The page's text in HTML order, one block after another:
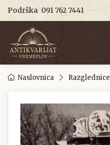
Podrška 091 762 7441
Naslovnica Razglednice